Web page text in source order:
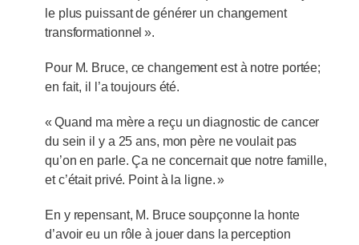
le plus puissant de générer un changement
transformationnel ».
Pour M. Bruce, ce changement est à notre portée;
en fait, il l’a toujours été.
« Quand ma mère a reçu un diagnostic de cancer
du sein il y a 25 ans, mon père ne voulait pas
qu’on en parle. Ça ne concernait que notre famille,
et c’était privé. Point à la ligne. »
En y repensant, M. Bruce soupçonne la honte
d’avoir eu un rôle à jouer dans la perception